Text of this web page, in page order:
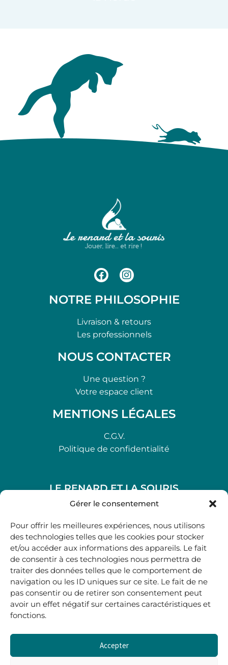
Gérer le consentement
Pour offrir les meilleures expériences, nous utilisons
des technologies telles que les cookies pour stocker
et/ou accéder aux informations des appareils. Le fait
de consentir à ces technologies nous permettra de
traiter des données telles que le comportement de
navigation ou les ID uniques sur ce site. Le fait de ne
pas consentir ou de retirer son consentement peut
avoir un effet négatif sur certaines caractéristiques et
fonctions.
Accepter
NOTRE PHILOSOPHIE
Livraison & retours
Les professionnels
NOUS CONTACTER
Une question ?
Votre espace client
MENTIONS LÉGALES
C.G.V.
Politique de confidentialité
LE RENARD ET LA SOURIS
48, rue Maubec 33210 LANGON
05 40 41 37 18
.
MARDI AU SAMEDI
10H00-12H45 | 14H00 -19H00
boutique@lerenardetlasouris.com